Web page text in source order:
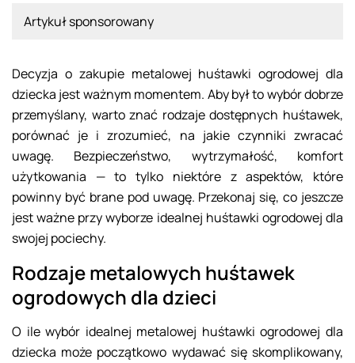
Artykuł sponsorowany
Decyzja o zakupie metalowej huśtawki ogrodowej dla
dziecka jest ważnym momentem. Aby był to wybór dobrze
przemyślany, warto znać rodzaje dostępnych huśtawek,
porównać je i zrozumieć, na jakie czynniki zwracać
uwagę. Bezpieczeństwo, wytrzymałość, komfort
użytkowania — to tylko niektóre z aspektów, które
powinny być brane pod uwagę. Przekonaj się, co jeszcze
jest ważne przy wyborze idealnej huśtawki ogrodowej dla
swojej pociechy.
Rodzaje metalowych huśtawek
ogrodowych dla dzieci
O ile wybór idealnej metalowej huśtawki ogrodowej dla
dziecka może początkowo wydawać się skomplikowany,